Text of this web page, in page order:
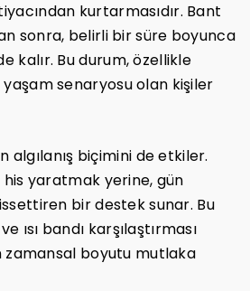
kurtarmasıdır. Bant
sonra, belirli bir süre boyunca
kalır. Bu durum, özellikle
senaryosu olan kişiler
algılanış biçimini de etkiler.
his yaratmak yerine, gün
bir destek sunar. Bu
ısı bandı karşılaştırması
zamansal boyutu mutlaka